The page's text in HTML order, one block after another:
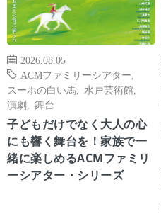
2026.08.05
ACMファミリーシアター
スーホの白い馬
水戸芸術館
演劇
舞台
子どもだけでなく大人の心
にも響く舞台を！家族で一
緒に楽しめるACMファミリ
ーシアター・シリーズ